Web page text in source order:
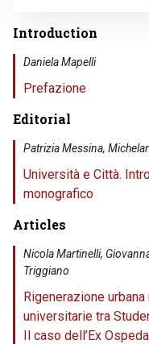
Introduction
Daniela Mapelli
Prefazione
Editorial
Patrizia Messina,
Università e Città.
monografico
Articles
Nicola Martinelli,
Triggiano
Rigenerazione
universitarie tra
Il caso dell’Ex